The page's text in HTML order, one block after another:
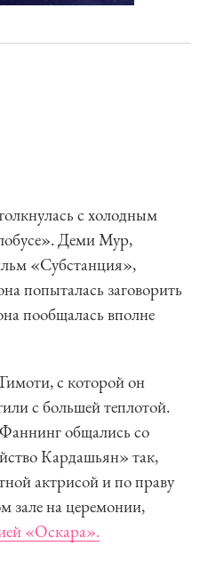
с холодным
Деми Мур,
«Субстанция»,
попыталась заговорить
пообщалась вполне
с которой он
с большей теплотой.
общались со
Кардашьян» так,
актрисой и по праву
зале на церемонии,
«Оскара».